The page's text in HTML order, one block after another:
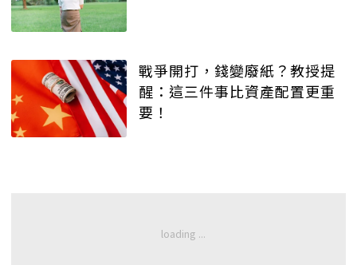
戰爭開打，錢變廢紙？教授提
醒：這三件事比資產配置更重
要！